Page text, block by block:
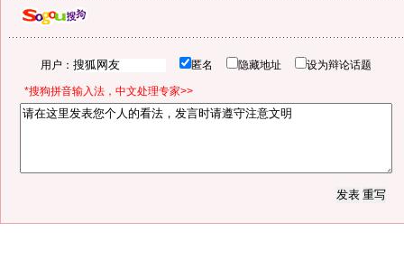
用户： 匿名 隐藏地址 设为辩论话题
*搜狗拼音输入法，中文处理专家>>